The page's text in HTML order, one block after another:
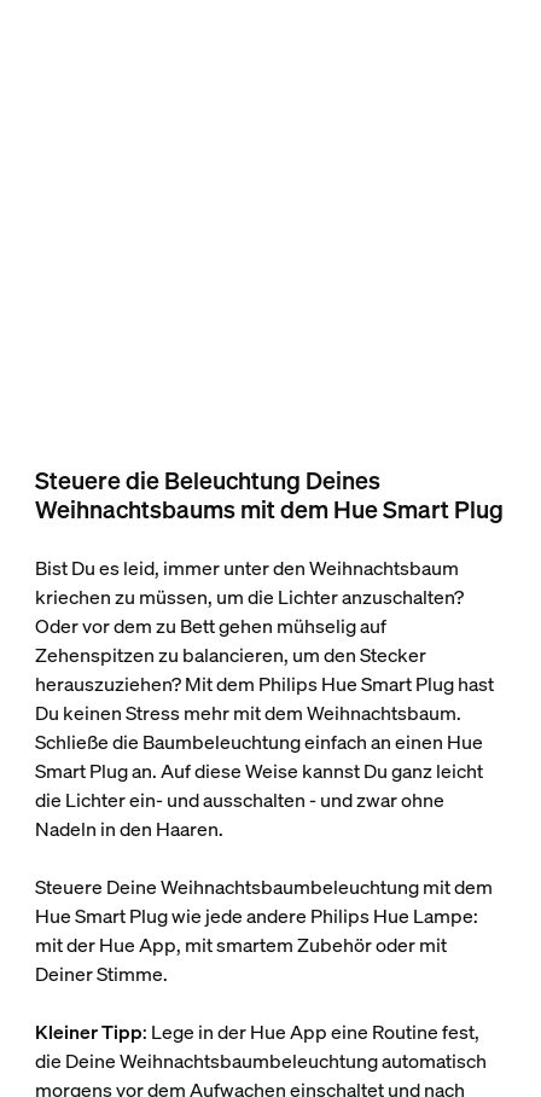
Steuere die Beleuchtung Deines
Weihnachtsbaums mit dem Hue Smart Plug
Bist Du es leid, immer unter den Weihnachtsbaum
kriechen zu müssen, um die Lichter anzuschalten?
Oder vor dem zu Bett gehen mühselig auf
Zehenspitzen zu balancieren, um den Stecker
herauszuziehen? Mit dem Philips Hue Smart Plug hast
Du keinen Stress mehr mit dem Weihnachtsbaum.
Schließe die Baumbeleuchtung einfach an einen Hue
Smart Plug an. Auf diese Weise kannst Du ganz leicht
die Lichter ein- und ausschalten - und zwar ohne
Nadeln in den Haaren.
Steuere Deine Weihnachtsbaumbeleuchtung mit dem
Hue Smart Plug wie jede andere Philips Hue Lampe:
mit der Hue App, mit smartem Zubehör oder mit
Deiner Stimme.
Kleiner Tipp: Lege in der Hue App eine Routine fest,
die Deine Weihnachtsbaumbeleuchtung automatisch
morgens vor dem Aufwachen einschaltet und nach